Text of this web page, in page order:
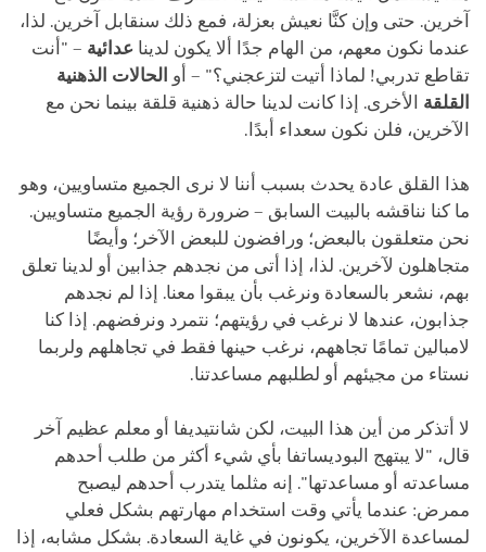
آخرين. حتى وإن كنَّا نعيش بعزلة، فمع ذلك سنقابل آخرين. لذا،
عندما نكون معهم، من الهام جدًا ألا يكون لدينا عدائية – "أنت
تقاطع تدربي! لماذا أتيت لتزعجني؟" – أو الحالات الذهنية
القلقة الأخرى. إذا كانت لدينا حالة ذهنية قلقة بينما نحن مع
الآخرين، فلن نكون سعداء أبدًا.
هذا القلق عادة يحدث بسبب أننا لا نرى الجميع متساويين، وهو
ما كنا نناقشه بالبيت السابق – ضرورة رؤية الجميع متساويين.
نحن متعلقون بالبعض؛ ورافضون للبعض الآخر؛ وأيضًا
متجاهلون لآخرين. لذا، إذا أتى من نجدهم جذابين أو لدينا تعلق
بهم، نشعر بالسعادة ونرغب بأن يبقوا معنا. إذا لم نجدهم
جذابون، عندها لا نرغب في رؤيتهم؛ نتمرد ونرفضهم. إذا كنا
لامبالين تمامًا تجاههم، نرغب حينها فقط في تجاهلهم ولربما
نستاء من مجيئهم أو لطلبهم مساعدتنا.
لا أتذكر من أين هذا البيت، لكن شانتيديفا أو معلم عظيم آخر
قال، "لا يبتهج البوديساتفا بأي شيء أكثر من طلب أحدهم
مساعدته أو مساعدتها". إنه مثلما يتدرب أحدهم ليصبح
ممرض: عندما يأتي وقت استخدام مهارتهم بشكل فعلي
لمساعدة الآخرين، يكونون في غاية السعادة. بشكل مشابه، إذا